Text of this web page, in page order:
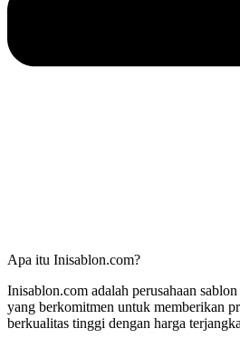
Apa itu Inisablon.com?
Inisablon.com adalah perusahaan
yang berkomitmen untuk memberikan
berkualitas tinggi dengan harga